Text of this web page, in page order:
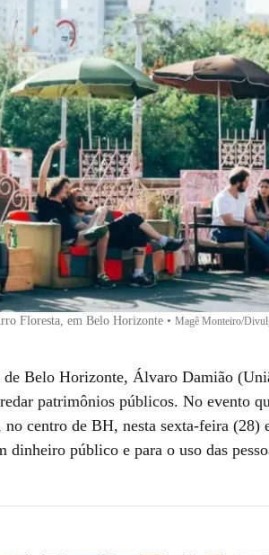
Floresta, em Belo Horizonte • Magê Monteiro/
Belo Horizonte, Álvaro Damião
patrimônios públicos. No evento
no centro de BH, nesta sexta-feira (28)
dinheiro público e para o uso das